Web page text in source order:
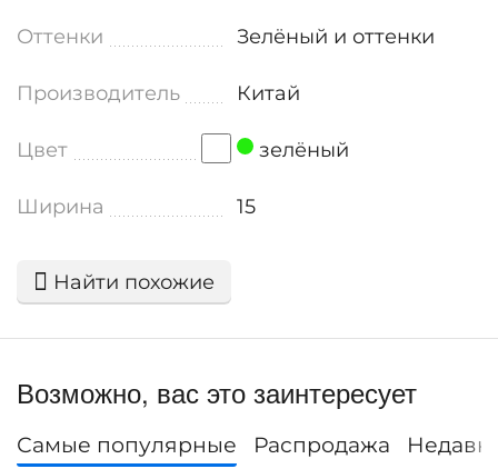
Оттенки Зелёный и оттенки
Производитель Китай
Цвет зелёный
Ширина 15
Найти похожие
Возможно, вас это заинтересует
Самые популярные Распродажа